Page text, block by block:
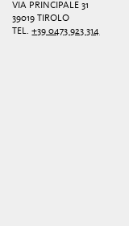
VIA PRINCIPALE 31
39019 TIROLO
TEL.+39 0473 923 314